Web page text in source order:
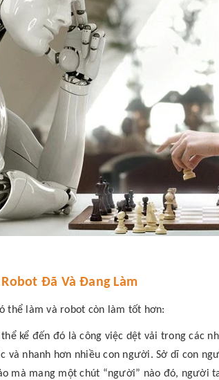
Đã Và Đang Làm
thể làm và robot còn làm tốt hơn:
kể đến đó là công việc dệt vải trong các
và nhanh hơn nhiều con người. Sở dĩ con
mà mang một chút “người” nào đó, người